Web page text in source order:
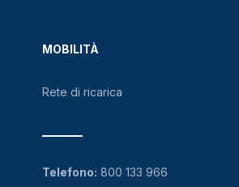
MOBILITÀ
Rete di ricarica
Telefono: 800 133 966